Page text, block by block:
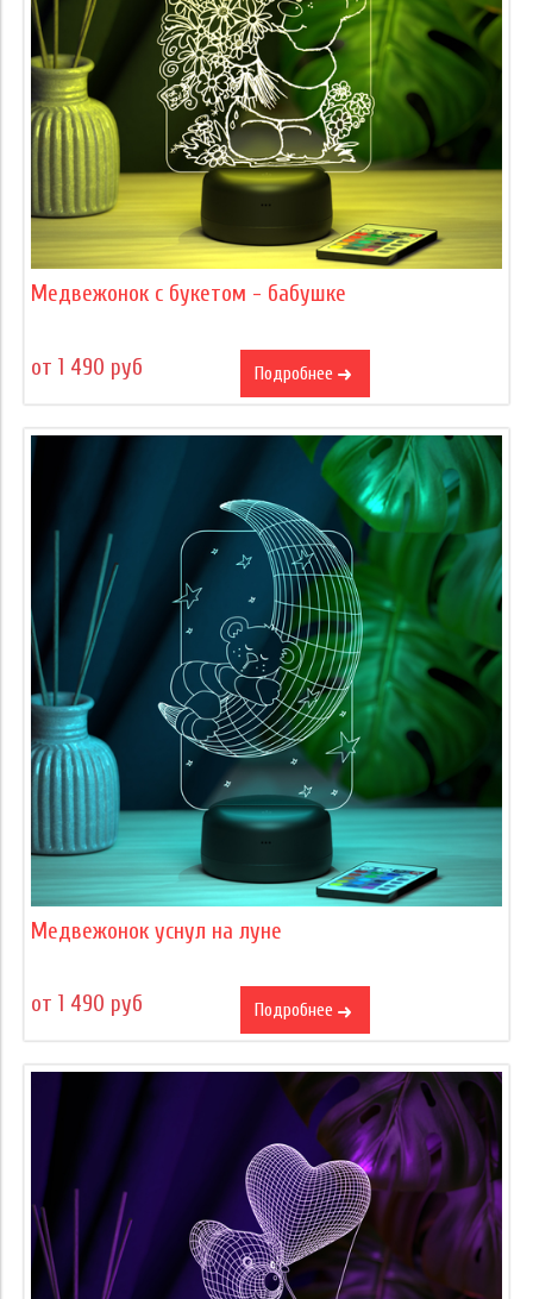
Медвежонок с букетом - бабушке
от 1 490 руб Подробнее
Медвежонок уснул на луне
от 1 490 руб Подробнее